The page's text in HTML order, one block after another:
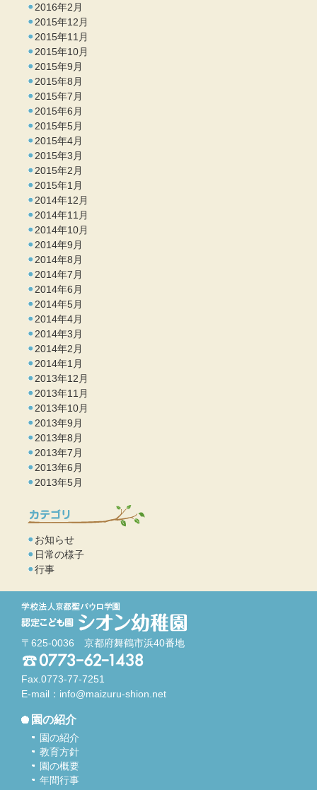
2016年2月
2015年12月
2015年11月
2015年10月
2015年9月
2015年8月
2015年7月
2015年6月
2015年5月
2015年4月
2015年3月
2015年2月
2015年1月
2014年12月
2014年11月
2014年10月
2014年9月
2014年8月
2014年7月
2014年6月
2014年5月
2014年4月
2014年3月
2014年2月
2014年1月
2013年12月
2013年11月
2013年10月
2013年9月
2013年8月
2013年7月
2013年6月
2013年5月
お知らせ
日常の様子
行事
〒625-0036 京都府舞鶴市浜40番地
Fax.0773-77-7251
E-mail： info@maizuru-shion.net
園の紹介
園の紹介
教育方針
園の概要
年間行事